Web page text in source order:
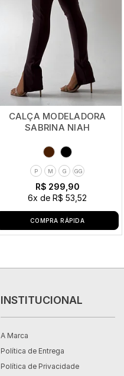
CALÇA MODELADORA
SABRINA NIAH
P M G GG
R$ 299,90
6x deR$ 53,52
COMPRA RÁPIDA
INSTITUCIONAL
A Marca
Política de Entrega
Política de Privacidade